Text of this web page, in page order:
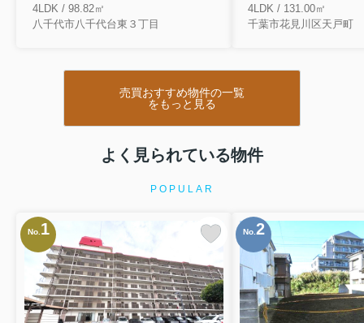
4LDK / 98.82㎡
八千代市八千代台東３丁目
4LDK / 131.00㎡
千葉市花見川区天戸町
売買おすすめ物件の一覧
をもっと見る
よく見られている物件
POPULAR
No. 1 No. 2